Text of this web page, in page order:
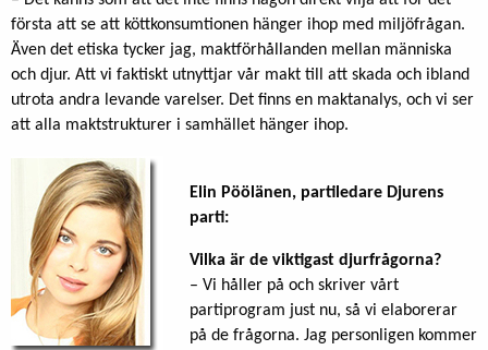
första att se att köttkonsumtionen hänger ihop med miljöfrågan.
Även det etiska tycker jag, maktförhållanden mellan människa
och djur. Att vi faktiskt utnyttjar vår makt till att skada och ibland
utrota andra levande varelser. Det finns en maktanalys, och vi ser
att alla maktstrukturer i samhället hänger ihop.
Elin Pöölänen, partiledare Djurens
parti:
Vilka är de viktigast djurfrågorna?
– Vi håller på och skriver vårt
partiprogram just nu, så vi elaborerar
på de frågorna. Jag personligen kommer